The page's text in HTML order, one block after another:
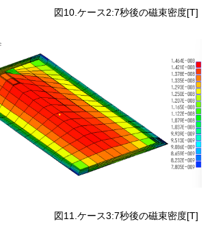
ス2:7秒後の磁束密度[T]
ス3:7秒後の磁束密度[T]